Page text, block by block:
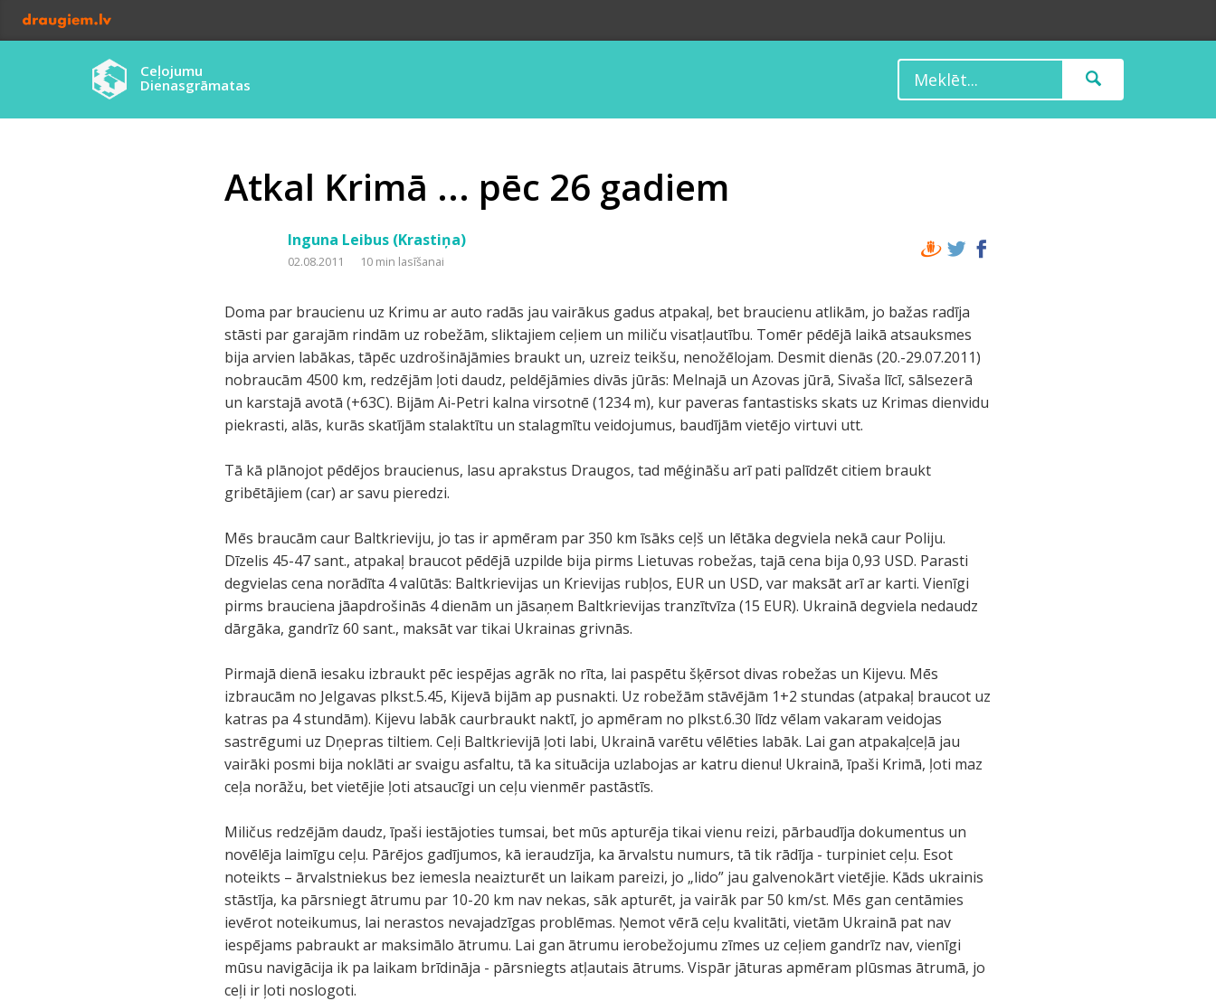
Ceļojumu
Dienasgrāmatas
Atkal Krimā ... pēc 26 gadiem
Inguna Leibus (Krastiņa)
02.08.2011 10 min lasīšanai
Doma par braucienu uz Krimu ar auto radās jau vairākus gadus atpakaļ, bet braucienu atlikām, jo bažas radīja
stāsti par garajām rindām uz robežām, sliktajiem ceļiem un miliču visatļautību. Tomēr pēdējā laikā atsauksmes
bija arvien labākas, tāpēc uzdrošinājāmies braukt un, uzreiz teikšu, nenožēlojam. Desmit dienās (20.-29.07.2011)
nobraucām 4500 km, redzējām ļoti daudz, peldējāmies divās jūrās: Melnajā un Azovas jūrā, Sivaša līcī, sālsezerā
un karstajā avotā (+63C). Bijām Ai-Petri kalna virsotnē (1234 m), kur paveras fantastisks skats uz Krimas dienvidu
piekrasti, alās, kurās skatījām stalaktītu un stalagmītu veidojumus, baudījām vietējo virtuvi utt.
Tā kā plānojot pēdējos braucienus, lasu aprakstus Draugos, tad mēģināšu arī pati palīdzēt citiem braukt
gribētājiem (car) ar savu pieredzi.
Mēs braucām caur Baltkrieviju, jo tas ir apmēram par 350 km īsāks ceļš un lētāka degviela nekā caur Poliju.
Dīzelis 45-47 sant., atpakaļ braucot pēdējā uzpilde bija pirms Lietuvas robežas, tajā cena bija 0,93 USD. Parasti
degvielas cena norādīta 4 valūtās: Baltkrievijas un Krievijas rubļos, EUR un USD, var maksāt arī ar karti. Vienīgi
pirms brauciena jāapdrošinās 4 dienām un jāsaņem Baltkrievijas tranzītvīza (15 EUR). Ukrainā degviela nedaudz
dārgāka, gandrīz 60 sant., maksāt var tikai Ukrainas grivnās.
Pirmajā dienā iesaku izbraukt pēc iespējas agrāk no rīta, lai paspētu šķērsot divas robežas un Kijevu. Mēs
izbraucām no Jelgavas plkst.5.45, Kijevā bijām ap pusnakti. Uz robežām stāvējām 1+2 stundas (atpakaļ braucot uz
katras pa 4 stundām). Kijevu labāk caurbraukt naktī, jo apmēram no plkst.6.30 līdz vēlam vakaram veidojas
sastrēgumi uz Dņepras tiltiem. Ceļi Baltkrievijā ļoti labi, Ukrainā varētu vēlēties labāk. Lai gan atpakaļceļā jau
vairāki posmi bija noklāti ar svaigu asfaltu, tā ka situācija uzlabojas ar katru dienu! Ukrainā, īpaši Krimā, ļoti maz
ceļa norāžu, bet vietējie ļoti atsaucīgi un ceļu vienmēr pastāstīs.
Miličus redzējām daudz, īpaši iestājoties tumsai, bet mūs apturēja tikai vienu reizi, pārbaudīja dokumentus un
novēlēja laimīgu ceļu. Pārējos gadījumos, kā ieraudzīja, ka ārvalstu numurs, tā tik rādīja - turpiniet ceļu. Esot
noteikts – ārvalstniekus bez iemesla neaizturēt un laikam pareizi, jo „lido” jau galvenokārt vietējie. Kāds ukrainis
stāstīja, ka pārsniegt ātrumu par 10-20 km nav nekas, sāk apturēt, ja vairāk par 50 km/st. Mēs gan centāmies
ievērot noteikumus, lai nerastos nevajadzīgas problēmas. Ņemot vērā ceļu kvalitāti, vietām Ukrainā pat nav
iespējams pabraukt ar maksimālo ātrumu. Lai gan ātrumu ierobežojumu zīmes uz ceļiem gandrīz nav, vienīgi
mūsu navigācija ik pa laikam brīdināja - pārsniegts atļautais ātrums. Vispār jāturas apmēram plūsmas ātrumā, jo
ceļi ir ļoti noslogoti.